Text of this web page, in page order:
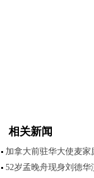
相关新闻
加拿大前驻华大使麦
52岁孟晚舟现身刘德